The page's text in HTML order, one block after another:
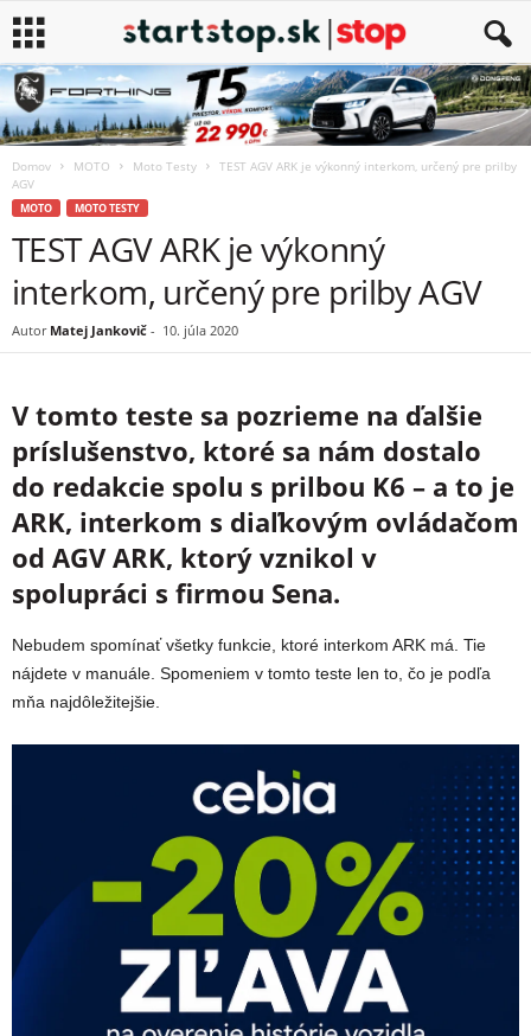
Domov MOTO Moto Testy
TEST AGV ARK je výkonný interkom, určený pre prilby
AGV
MOTO MOTO TESTY
TEST AGV ARK je výkonný
interkom, určený pre prilby AGV
Autor Matej Jankovič - 10. júla 2020
V tomto teste sa pozrieme na ďalšie
príslušenstvo, ktoré sa nám dostalo
do redakcie spolu s prilbou K6 – a to je
ARK, interkom s diaľkovým ovládačom
od AGV ARK, ktorý vznikol v
spolupráci s firmou Sena.
Nebudem spomínať všetky funkcie, ktoré interkom ARK má. Tie
nájdete v manuále. Spomeniem v tomto teste len to, čo je podľa
mňa najdôležitejšie.